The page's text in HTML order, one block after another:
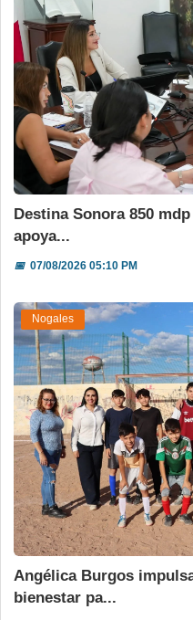
Destina Sonora 850
apoya...
📅07/08/2026 05:10 PM
Nogales
Angélica Burgos
bienestar pa...